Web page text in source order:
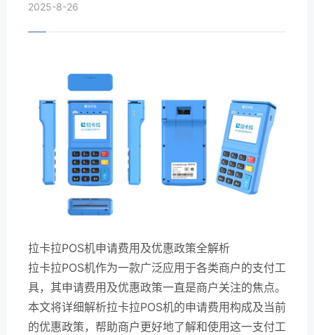
2025-8-26
拉卡拉POS机申请费用及优惠政策全解析
拉卡拉POS机作为一款广泛应用于各类商户的支付工
具，其申请费用及优惠政策一直是商户关注的焦点。
本文将详细解析拉卡拉POS机的申请费用构成及当前
的优惠政策，帮助商户更好地了解和使用这一支付工